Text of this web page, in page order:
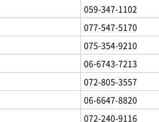
059-347-1102
077-547-5170
075-354-9210
06-6743-7213
072-805-3557
06-6647-8820
072-240-9116